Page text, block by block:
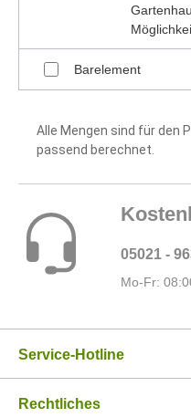
Barelement
Alle Mengen sind für den
passend berechnet.
05021 -
Mo-Fr:
Service-Hotline
Rechtliches